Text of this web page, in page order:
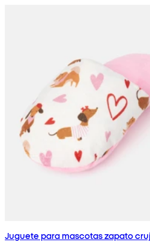
Juguete para mascotas zapato